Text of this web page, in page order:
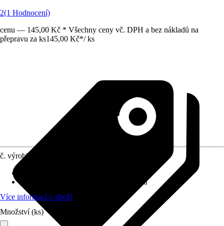
2(1 Hodnocení)
cenu — 145,00 Kč * Všechny ceny vč. DPH a bez nákladů na
přepravu za ks145,00 Kč*/ ks
č. výrobku
Grilovací držák, Čištění grilů
Více informací o zboží
Množství (ks)